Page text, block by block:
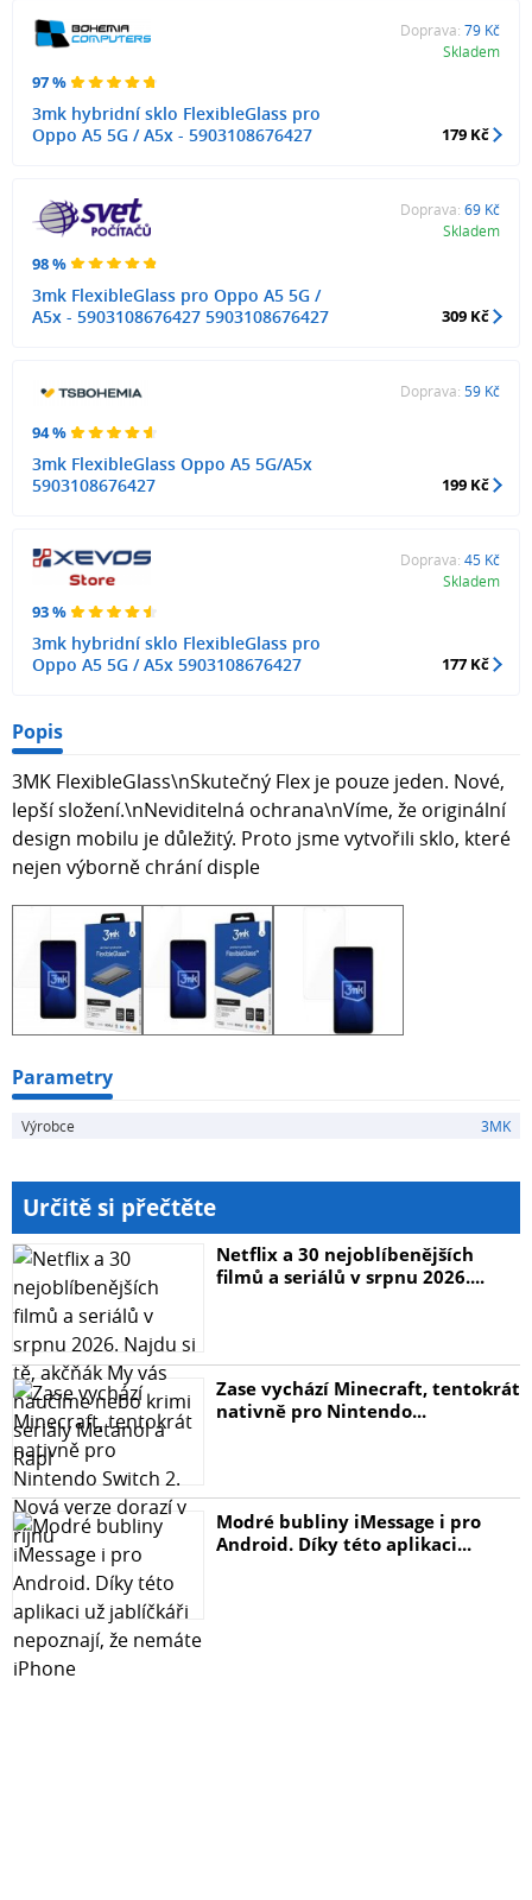
97 %
3mk hybridní sklo FlexibleGlass pro
Oppo A5 5G / A5x - 5903108676427
Doprava: 79 Kč
Skladem
179 Kč
98 %
3mk FlexibleGlass pro Oppo A5 5G /
A5x - 5903108676427 5903108676427
Doprava: 69 Kč
Skladem
309 Kč
94 %
3mk FlexibleGlass Oppo A5 5G/A5x
5903108676427
Doprava: 59 Kč
199 Kč
93 %
3mk hybridní sklo FlexibleGlass pro
Oppo A5 5G / A5x 5903108676427
Doprava: 45 Kč
Skladem
177 Kč
Popis
3MK FlexibleGlass\nSkutečný Flex je pouze jeden. Nové,
lepší složení.\nNeviditelná ochrana\nVíme, že originální
design mobilu je důležitý. Proto jsme vytvořili sklo, které
nejen výborně chrání disple
Parametry
Výrobce 3MK
Určitě si přečtěte
Netflix a 30 nejoblíbenějších
filmů a seriálů v srpnu 2026....
Zase vychází Minecraft, tentokrát
nativně pro Nintendo...
Modré bubliny iMessage i pro
Android. Díky této aplikaci...